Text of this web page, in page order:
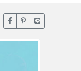
臉書分享(另開新視窗)
噗浪分享(另開新
Line分享(另